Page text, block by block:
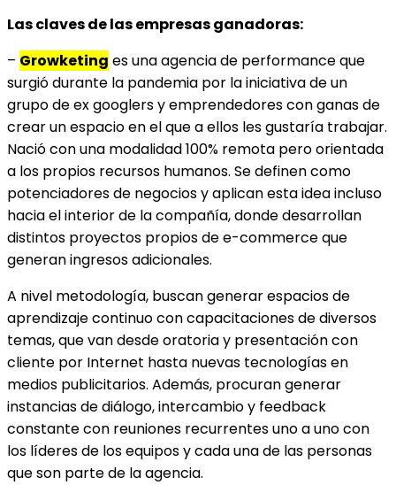
Las claves de las empresas ganadoras:
– Growketing es una agencia de performance que
surgió durante la pandemia por la iniciativa de un
grupo de ex googlers y emprendedores con ganas de
crear un espacio en el que a ellos les gustaría trabajar.
Nació con una modalidad 100% remota pero orientada
a los propios recursos humanos. Se definen como
potenciadores de negocios y aplican esta idea incluso
hacia el interior de la compañía, donde desarrollan
distintos proyectos propios de e-commerce que
generan ingresos adicionales.
A nivel metodología, buscan generar espacios de
aprendizaje continuo con capacitaciones de diversos
temas, que van desde oratoria y presentación con
cliente por Internet hasta nuevas tecnologías en
medios publicitarios. Además, procuran generar
instancias de diálogo, intercambio y feedback
constante con reuniones recurrentes uno a uno con
los líderes de los equipos y cada una de las personas
que son parte de la agencia.